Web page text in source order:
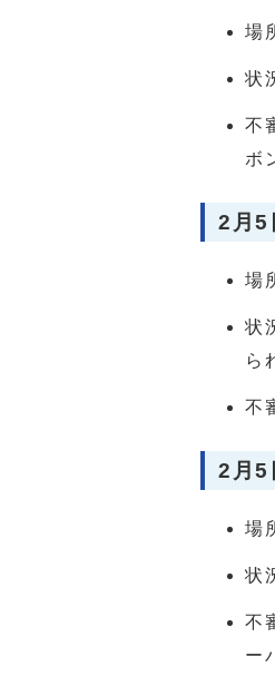
場
状
不
ボ
2月5
場
状
ら
不
2月5
場
状
不
ー